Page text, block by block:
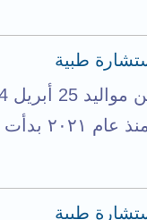
طبية
نوبات الهلع...
طبية